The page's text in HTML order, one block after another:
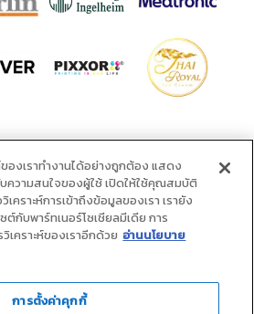
องเราทำงานได้อย่างถูกต้อง แสดง
ความสนใจของผู้ใช้ เปิดให้ใช้คุณสมบัติ
เคราะห์การเข้าถึงข้อมูลของเรา เรายัง
กับพาร์ทเนอร์โซเชียลมีเดีย การ
เคราะห์ของเราอีกด้วย อ่านนโยบาย
การตั้งค่าคุกกี้